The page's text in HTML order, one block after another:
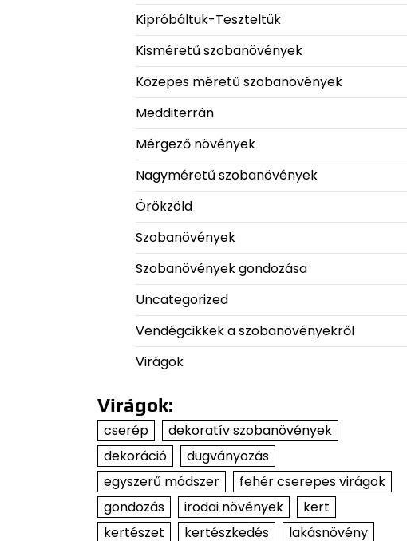
Kipróbáltuk-Teszteltük
Kisméretű szobanövények
Közepes méretű szobanövények
Medditerrán
Mérgező növények
Nagyméretű szobanövények
Örökzöld
Szobanövények
Szobanövények gondozása
Uncategorized
Vendégcikkek a szobanövényekről
Virágok
Virágok:
cserép
dekoratív szobanövények
dekoráció
dugványozás
egyszerű módszer
fehér cserepes virágok
gondozás
irodai növények
kert
kertészet
kertészkedés
lakásnövény